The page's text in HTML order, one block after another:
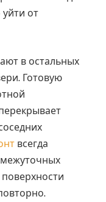
от
в остальных
Готовую
всегда